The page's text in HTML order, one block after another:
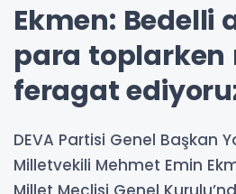
Ekmen: Bedelli
para toplarken
feragat
DEVA Partisi Genel Başkan
Milletvekili Mehmet Emin